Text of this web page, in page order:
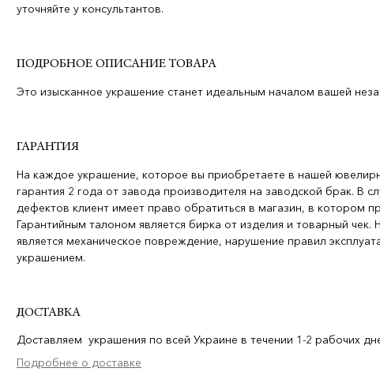
уточняйте у консультантов.
ПОДРОБНОЕ ОПИСАНИЕ ТОВАРА
Это изысканное украшение станет идеальным началом вашей
ГАРАНТИЯ
На каждое украшение, которое вы приобретаете в нашей
гарантия 2 года от завода производителя на заводской брак. В
дефектов клиент имеет право обратиться в магазин, в котором
Гарантийным талоном является бирка от изделия и товарный чек.
является механическое повреждение, нарушение правил
украшением.
ДОСТАВКА
Доставляем украшения по всей Украине в течении 1-2 рабочих
Подробнее о доставке